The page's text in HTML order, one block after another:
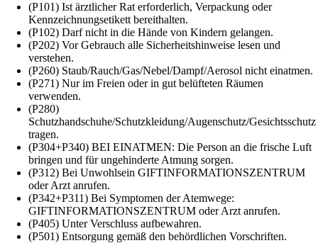
(P101) Ist ärztlicher Rat erforderlich, Verpackung oder
Kennzeichnungsetikett bereithalten.
(P102) Darf nicht in die Hände von Kindern gelangen.
(P202) Vor Gebrauch alle Sicherheitshinweise lesen und
verstehen.
(P260) Staub/Rauch/Gas/Nebel/Dampf/Aerosol nicht einatmen.
(P271) Nur im Freien oder in gut belüfteten Räumen
verwenden.
(P280)
Schutzhandschuhe/Schutzkleidung/Augenschutz/Gesichtsschutz
tragen.
(P304+P340) BEI EINATMEN: Die Person an die frische Luft
bringen und für ungehinderte Atmung sorgen.
(P312) Bei Unwohlsein GIFTINFORMATIONSZENTRUM
oder Arzt anrufen.
(P342+P311) Bei Symptomen der Atemwege:
GIFTINFORMATIONSZENTRUM oder Arzt anrufen.
(P405) Unter Verschluss aufbewahren.
(P501) Entsorgung gemäß den behördlichen Vorschriften.